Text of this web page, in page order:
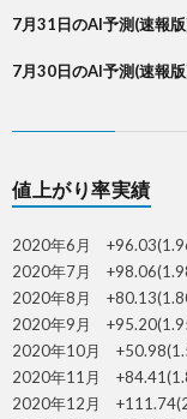
7月31日のAI予測(速報
7月30日のAI予測(速報
値上がり率実績
2020年6月
2020年7月
2020年8月
2020年9月
2020年10月
2020年11月
2020年12月